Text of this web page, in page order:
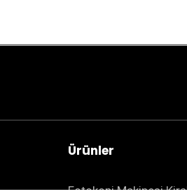
Ürünler
Fotokopi Makinesi